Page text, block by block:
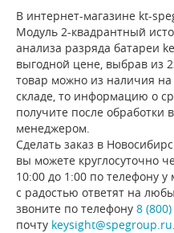
В интернет-магазине kt-
Модуль 2-квадрантный
анализа разряда батареи
выгодной цене, выбрав из
товар можно из наличия на
складе, то информацию о
получите после обработки
менеджером.
Сделать заказ в
вы можете круглосуточно
10:00 до 1:00 по телефону
с радостью ответят на
звоните по телефону 8
почту keysight@spegroup.ru